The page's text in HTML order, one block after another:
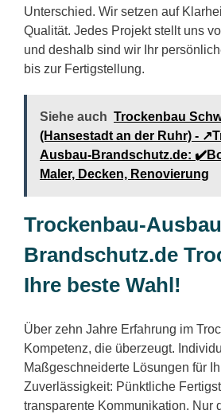
Unterschied. Wir setzen auf
Qualität. Jedes Projekt stellt uns
und deshalb sind wir Ihr
bis zur Fertigstellung.
Siehe auch Trockenbau
(Hansestadt an der Ruhr) -
Ausbau-Brandschutz.de:
Maler, Decken, Renovierung
Trockenbau-
Brandschutz.de
Ihre beste Wahl!
Über zehn Jahre Erfahrung im
Kompetenz, die überzeugt.
Maßgeschneiderte Lösungen für
Zuverlässigkeit: Pünktliche
transparente Kommunikation. Nur